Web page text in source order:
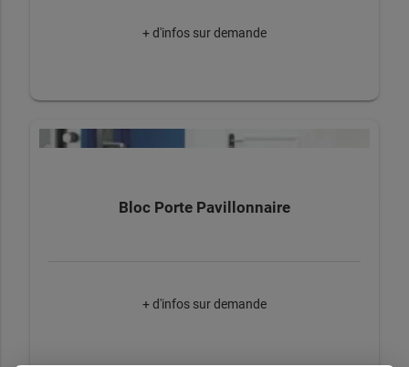
+ d'infos sur demande
Bloc Porte Pavillonnaire
+ d'infos sur demande